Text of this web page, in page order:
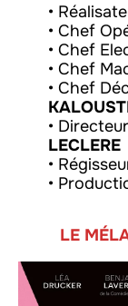
•
• Chef
• Chef
• Chef
• Chef
•
LECLERE
•
•
LE